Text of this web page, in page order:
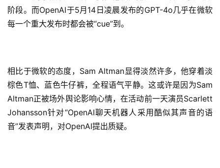
阶段。而OpenAI于5月14日凌晨发布的GPT-4o几乎在微软
每一个重大发布时都会被“cue”到。
相比于微软的态度，Sam Altman显得淡然许多，他穿着淡
棕色T恤、蓝色牛仔裤，全程语气平静。这或许是因为Sam
Altman正被场外舆论影响心情，在活动前一天演员Scarlett
Johansson针对“OpenAI聊天机器人采用酷似其声音的语
音”发表声明，对OpenAI提出质疑。